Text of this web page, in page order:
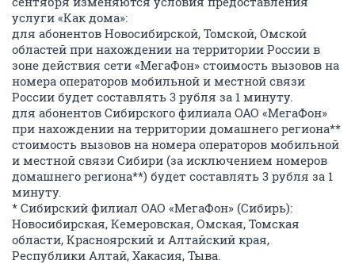
услуги «Как дома»:
для абонентов Новосибирской, Томской, Омской
областей при нахождении на территории России в
зоне действия сети «МегаФон» стоимость вызовов на
номера операторов мобильной и местной связи
России будет составлять 3 рубля за 1 минуту.
для абонентов Сибирского филиала ОАО «МегаФон»
при нахождении на территории домашнего региона**
стоимость вызовов на номера операторов мобильной
и местной связи Сибири (за исключением номеров
домашнего региона**) будет составлять 3 рубля за 1
минуту.
* Сибирский филиал ОАО «МегаФон» (Сибирь):
Новосибирская, Кемеровская, Омская, Томская
области, Красноярский и Алтайский края,
Республики Алтай, Хакасия, Тыва.